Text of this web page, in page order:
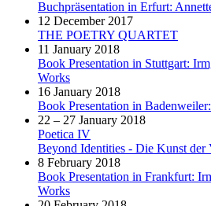
Buchpräsentation in Erfurt:
12 December 2017
THE POETRY QUARTET
11 January 2018
Book Presentation in Stuttgart:
Works
16 January 2018
Book Presentation in
22 – 27 January 2018
Poetica IV
Beyond Identities - Die Kunst der
8 February 2018
Book Presentation in Frankfurt:
Works